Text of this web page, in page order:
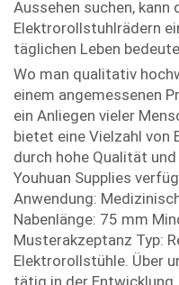
Aussehen suchen, kann
Elektrorollstuhlrädern
täglichen Leben
Wo man qualitativ
einem angemessenen
ein Anliegen vieler
bietet eine Vielzahl von
durch hohe Qualität
Youhuan Supplies
Anwendung:
Nabenlänge: 75 mm
Musterakzeptanz Typ:
Elektrorollstühle. Über
tätig in der